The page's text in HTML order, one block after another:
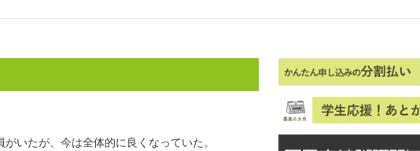
いたが、今は全体的に良くなっていた。